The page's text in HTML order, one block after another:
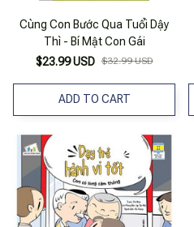
Cùng Con Bước Qua Tuổi Dậy
Thì - Bí Mật Con Gái
$23.99 USD $32.99 USD
ADD TO CART